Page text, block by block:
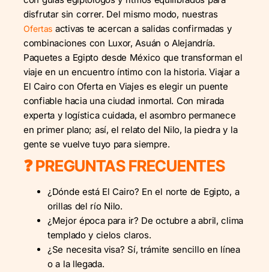
disfrutar sin correr. Del mismo modo, nuestras
Ofertas activas te acercan a salidas confirmadas y
combinaciones con Luxor, Asuán o Alejandría.
Paquetes a Egipto desde México que transforman el
viaje en un encuentro íntimo con la historia. Viajar a
El Cairo con Oferta en Viajes es elegir un puente
confiable hacia una ciudad inmortal. Con mirada
experta y logística cuidada, el asombro permanece
en primer plano; así, el relato del Nilo, la piedra y la
gente se vuelve tuyo para siempre.
❓ PREGUNTAS FRECUENTES
¿Dónde está El Cairo? En el norte de Egipto, a
orillas del río Nilo.
¿Mejor época para ir? De octubre a abril, clima
templado y cielos claros.
¿Se necesita visa? Sí, trámite sencillo en línea
o a la llegada.